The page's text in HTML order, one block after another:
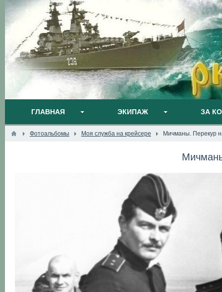
ГЛАВНАЯ ЭКИПАЖ ЗА
Фотоальбомы Моя служба на крейсере Мичманы. Перекур